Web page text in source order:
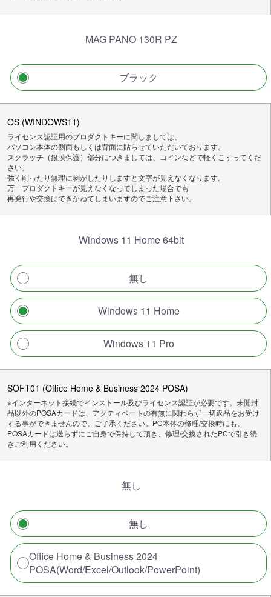
MAG PANO 130R PZ
ブラック
OS (WINDOWS11)
ライセンス認証用のプロダクトキーに関しましては、
パソコン本体の側面もしくは背面に貼らせていただいております。
スクラッチ（銀膜保護）部分につきましては、コインなどで軽くこすってくだ
さい。
強く削ったり無理に剥がしたりしますと文字が見えなくなります。
万一プロダクトキーが見えなくなってしまった場合でも
再発行や交換はできかねてしまいますのでご注意下さい。
Windows 11 Home 64bit
無し
Windows 11 Home
Windows 11 Pro
SOFT01 (Office Home & Business 2024 POSA)
※インターネット接続でインストール及びライセンス認証が必要です。未開封
品以外のPOSAカードは、アクティベートの有無に関わらず一切返品をお受け
する事ができませんので、ご了承ください。PC本体の修理/交換時にも、
POSAカードは送らずにご自身で保持して頂き、修理/交換されたPCで引き続
きご利用ください。
無し
無し
Office Home & Business 2024
POSA(Word/Excel/Outlook/PowerPoint)